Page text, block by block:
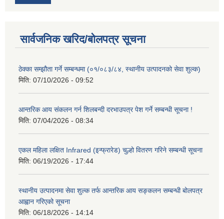
सार्वजनिक खरिद/बोलपत्र सूचना
ठेक्का सम्झौता गर्ने सम्बन्धमा (०१/०८३/८४, स्थानीय उत्पादनको सेवा शुल्क)
मिति: 07/10/2026 - 09:52
आन्तरिक आय संकलन गर्न शिलबन्दी दरभाउपत्र पेश गर्ने सम्बन्धी सूचना !
मिति: 07/04/2026 - 08:34
एकल महिला लक्षित Infrared (इन्फ्रारेड) चुल्हो वितरण गरिने सम्बन्धी सूचना
मिति: 06/19/2026 - 17:44
स्थानीय उत्पादनमा सेवा शुल्क तर्फ आन्तरिक आय सङ्कलन सम्बन्धी बोलपत्र
आह्वान गरिएको सूचना
मिति: 06/18/2026 - 14:14